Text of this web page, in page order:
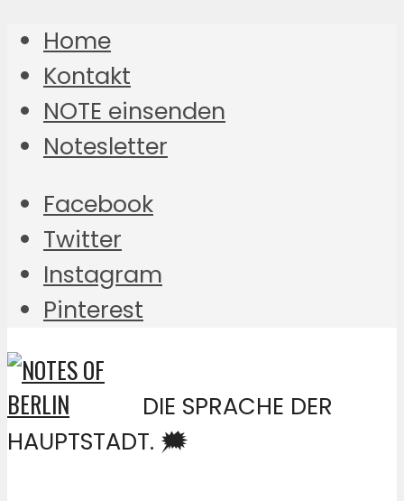
Home
Kontakt
NOTE einsenden
Notesletter
Facebook
Twitter
Instagram
Pinterest
DIE SPRACHE DER
HAUPTSTADT. 🗯️